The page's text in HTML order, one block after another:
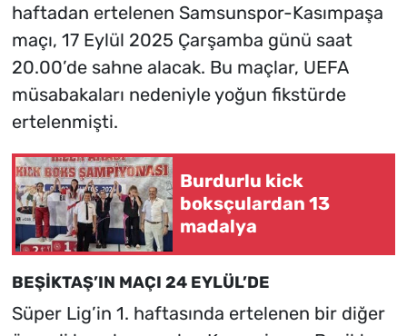
haftadan ertelenen Samsunspor-Kasımpaşa
maçı, 17 Eylül 2025 Çarşamba günü saat
20.00’de sahne alacak. Bu maçlar, UEFA
müsabakaları nedeniyle yoğun fikstürde
ertelenmişti.
Burdurlu kick
boksçulardan 13
madalya
BEŞİKTAŞ’IN MAÇI 24 EYLÜL’DE
Süper Lig’in 1. haftasında ertelenen bir diğer